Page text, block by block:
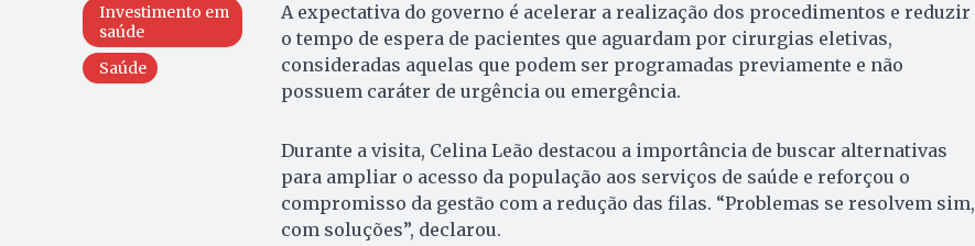
Investimento em
saúde
Saúde
A expectativa do governo é acelerar a realização dos procedimentos e reduzir
o tempo de espera de pacientes que aguardam por cirurgias eletivas,
consideradas aquelas que podem ser programadas previamente e não
possuem caráter de urgência ou emergência.
Durante a visita, Celina Leão destacou a importância de buscar alternativas
para ampliar o acesso da população aos serviços de saúde e reforçou o
compromisso da gestão com a redução das filas. “Problemas se resolvem sim,
com soluções”, declarou.